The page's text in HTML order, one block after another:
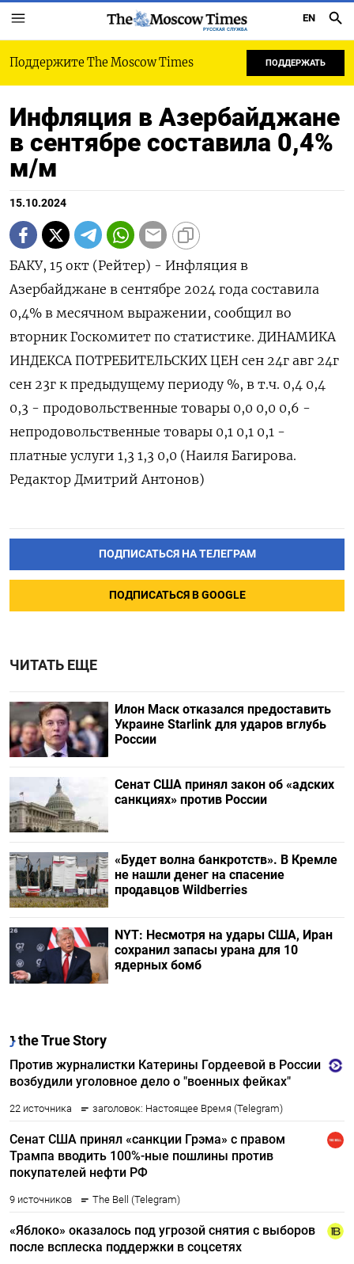
РУССКАЯ СЛУЖБА
EN
Поддержите The Moscow Times ПОДДЕРЖАТЬ
Инфляция в Азербайджане
в сентябре составила 0,4%
м/м
15.10.2024
БАКУ, 15 окт (Рейтер) - Инфляция в
Азербайджане в сентябре 2024 года составила
0,4% в месячном выражении, сообщил во
вторник Госкомитет по статистике. ДИНАМИКА
ИНДЕКСА ПОТРЕБИТЕЛЬСКИХ ЦЕН сен 24г авг 24г
сен 23г к предыдущему периоду %, в т.ч. 0,4 0,4
0,3 - продовольственные товары 0,0 0,0 0,6 -
непродовольственные товары 0,1 0,1 0,1 -
платные услуги 1,3 1,3 0,0 (Наиля Багирова.
Редактор Дмитрий Антонов)
ПОДПИСАТЬСЯ НА ТЕЛЕГРАМ
ПОДПИСАТЬСЯ В GOOGLE
ЧИТАТЬ ЕЩЕ
Илон Маск отказался предоставить
Украине Starlink для ударов вглубь
России
Сенат США принял закон об «адских
санкциях» против России
«Будет волна банкротств». В Кремле
не нашли денег на спасение
продавцов Wildberries
NYT: Несмотря на удары США, Иран
сохранил запасы урана для 10
ядерных бомб